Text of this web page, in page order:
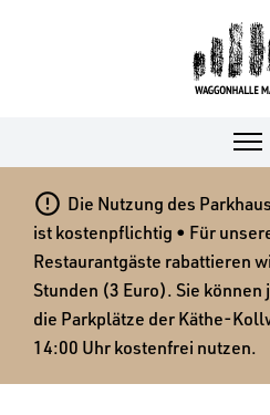
 Die Nutzung des
ist kostenpflichtig • Für
Restaurantgäste rabattieren
Stunden (3 Euro). Sie
die Parkplätze der Käthe-
14:00 Uhr kostenfrei nutzen.